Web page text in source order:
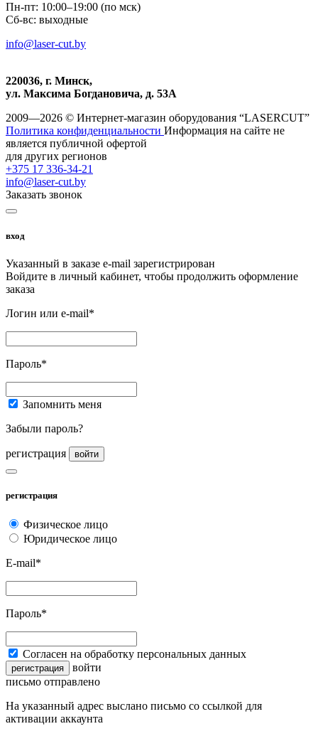
Пн-пт: 10:00–19:00 (по мск)
Сб-вс: выходные
info@laser-cut.by
220036, г. Минск,
ул. Максима Богдановича, д. 53А
2009—2026 © Интернет-магазин оборудования “LASERCUT”
Политика конфиденциальности Информация на сайте не
является публичной офертой
для других регионов
+375 17 336-34-21
info@laser-cut.by
Заказать звонок
вход
Указанный в заказе e-mail зарегистрирован
Войдите в личный кабинет, чтобы продолжить оформление
заказа
Логин или e-mail*
Пароль*
Запомнить меня
Забыли пароль?
регистрация войти
регистрация
Физическое лицо
Юридическое лицо
E-mail*
Пароль*
Согласен на обработку персональных данных
регистрация
войти
письмо отправлено
На указанный адрес выслано письмо со ссылкой для
активации аккаунта